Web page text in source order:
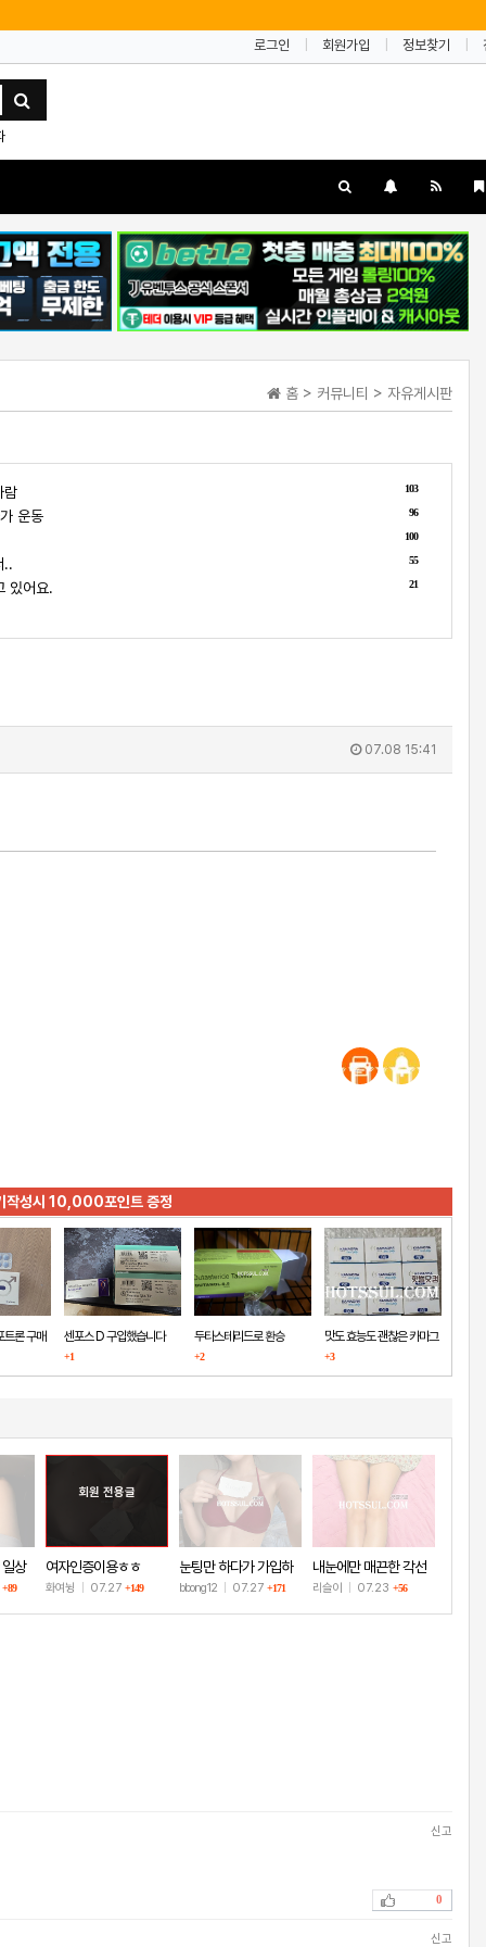
로그인 회원가입 정보찾기
홈 > 커뮤니티 > 자유게시판
103
람
96
운동
100
55
..
21
있어요.
07.08 15:41
작성시 10,000포인트 증정
트론 구매
센포스 D 구입했습니다
+1
두타스테리드로 환승
+2
맛도 효능도 괜찮은 카마그
라
+3
상
+89
회원 전용글
여자인증이용ㅎㅎ
화여뉭 07.27 +149
눈팅만 하다가 가입하
고 인증!
bbong12 07.27 +171
내눈에만 매끈한 각선
미
리슬이 07.23 +56
신고
0
신고